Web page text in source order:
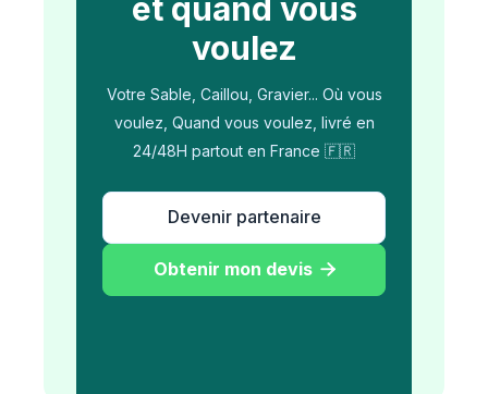
et quand vous
voulez
Votre Sable, Caillou, Gravier... Où vous
voulez, Quand vous voulez, livré en
24/48H partout en France 🇫🇷
Devenir partenaire
Obtenir mon devis 